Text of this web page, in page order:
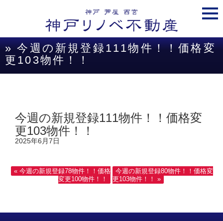
» 今週の新規登録111物件！！価格変
更103物件！！
今週の新規登録111物件！！価格変
更103物件！！
2025年6月7日
« 今週の新規登録78物件！！価格
変更100物件！！
今週の新規登録80物件！！価格変
更103物件！！ »